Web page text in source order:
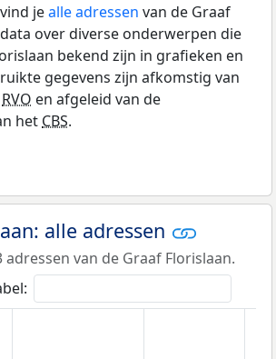
jealle adressen van de Graaf
over diverse onderwerpen die
bekend zijn in grafieken en
gegevens zijn afkomstig van
RVO en afgeleid van de
het CBS.
alle adressen
adressen van de Graaf Florislaan.